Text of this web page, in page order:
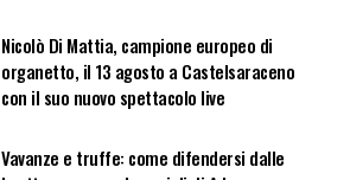
Nicolò Di Mattia, campione europeo di
organetto, il 13 agosto a Castelsaraceno
con il suo nuovo spettacolo live
Vavanze e truffe: come difendersi dalle